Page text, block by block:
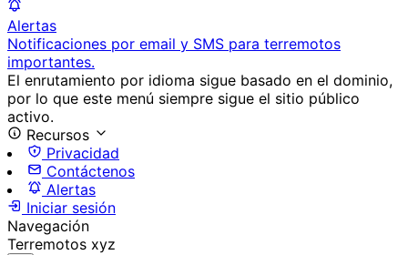
Alertas
Notificaciones por email y SMS para terremotos
importantes.
El enrutamiento por idioma sigue basado en el dominio,
por lo que este menú siempre sigue el sitio público
activo.
Recursos
Privacidad
Contáctenos
Alertas
Iniciar sesión
Navegación
Terremotos xyz